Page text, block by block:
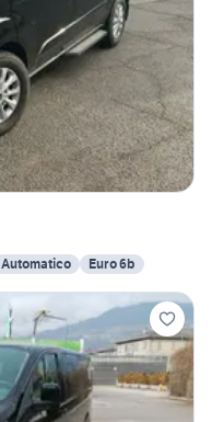
Automatico Euro 6b